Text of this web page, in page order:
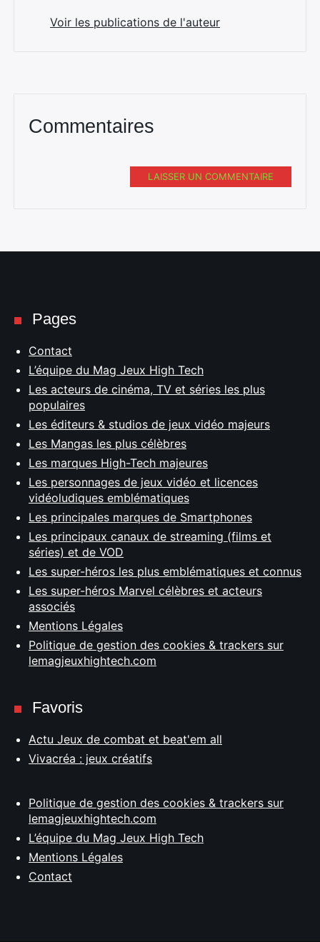
Voir les publications de l'auteur
Commentaires
LAISSER UN COMMENTAIRE
Pages
Contact
L’équipe du Mag Jeux High Tech
Les acteurs de cinéma, TV et séries les plus
populaires
Les éditeurs & studios de jeux vidéo majeurs
Les Mangas les plus célèbres
Les marques High-Tech majeures
Les personnages de jeux vidéo et licences
vidéoludiques emblématiques
Les principales marques de Smartphones
Les principaux canaux de streaming (films et
séries) et de VOD
Les super-héros les plus emblématiques et connus
Les super-héros Marvel célèbres et acteurs
associés
Mentions Légales
Politique de gestion des cookies & trackers sur
lemagjeuxhightech.com
Favoris
Actu Jeux de combat et beat'em all
Vivacréa : jeux créatifs
Politique de gestion des cookies & trackers sur
lemagjeuxhightech.com
L’équipe du Mag Jeux High Tech
Mentions Légales
Contact